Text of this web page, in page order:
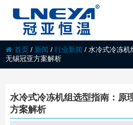
首页 / 新闻 /行业新闻 /水冷式冷冻机
无锡冠亚方案解析
水冷式冷冻机组选型指南：原
方案解析